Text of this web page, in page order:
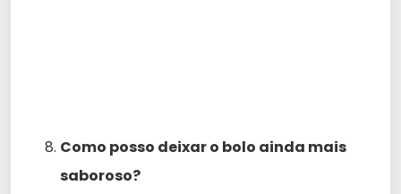
Como posso deixar o bolo ainda mais
saboroso?